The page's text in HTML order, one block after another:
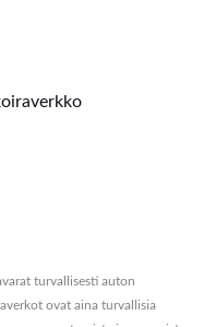
turvallisesti auton
ovat aina turvallisia